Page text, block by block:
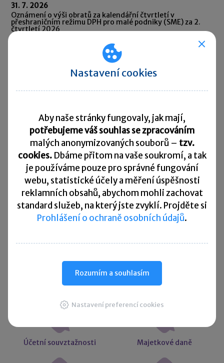
31. 7. 2026
Oznámení o výši obratů za kalendářní čtvrtletí v
přeshraničním režimu DPH pro malé podniky (SME) za 2.
čtvrtletí 2026
Oznámení CESOP (Centrální elektronický systém
platebních informací) za 2. čtvrtletí 2026
31. 7. 2026
10. 8. 2026
Splatnost daně za červen 2026
Přehled všech termínů ►
Kurzovní lístek
Načítám
Načítám
Účetní souvztažnosti Majetkové daně
Nastavení cookies
Aby naše stránky fungovaly, jak mají,
potřebujeme váš souhlas se zpracováním
malých anonymizovaných souborů – tzv.
cookies. Dbáme přitom na vaše soukromí, a tak
je používáme pouze pro správné fungování
webu, statistické účely a měření úspěšnosti
reklamních obsahů, abychom mohli zachovat
standard služeb, na který jste zvyklí. Projděte si
Prohlášení o ochraně osobních údajů.
Rozumím a souhlasím
Nastavení preferencí cookies